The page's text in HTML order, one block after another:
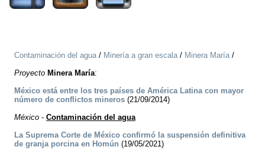
Contaminación del agua/ Minería a gran escala/ Minera María/
Proyecto Minera María:
México está entre los tres países de América Latina con mayor
número de conflictos mineros (21/09/2014)
México - Contaminación del agua
La Suprema Corte de México confirmó la suspensión definitiva
de granja porcina en Homún (19/05/2021)